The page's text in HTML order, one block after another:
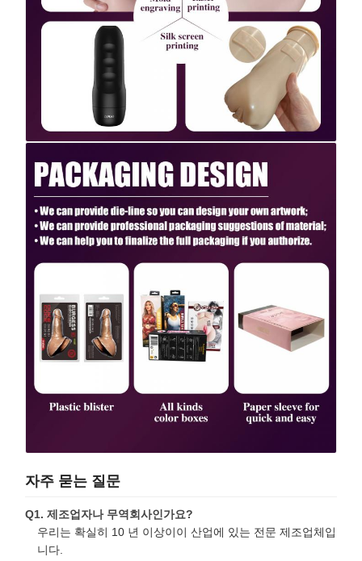
자주 묻는 질문
Q1. 제조업자나 무역회사인가요?
우리는 확실히 10 년 이상이이 산업에 있는 전문 제조업체입
니다.